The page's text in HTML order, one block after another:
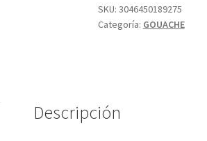
21ML
SENNELIE
SKU: 3046450189275
Categoría: GOUACHE
Descripción